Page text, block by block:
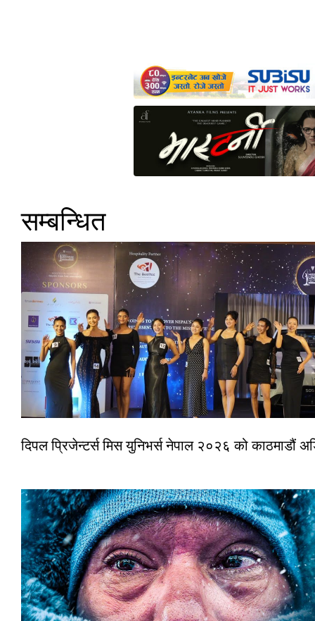
सम्बन्धित
दिपल प्रिजेन्टर्स मिस युनिभर्स नेपाल २०२६ को काठमाडौं